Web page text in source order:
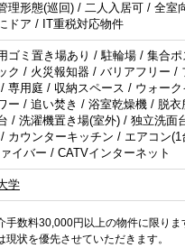
理形態(巡回) / 二人入居可 / 全
ドア / IT重税対応物件
ゴミ置き場あり / 駐輪場 / 集合
ク / 火災報知器 / バリアフリー
専用庭 / 収納スペース / ウォー
ー / 追い焚き / 浴室乾燥機 / 脱
/ 洗濯機置き場(室外) / 独立洗
カウンターキッチン / エアコン
イバー / CATVインターネット
学
数料30,000円以上の物件に限りま
状を優先させていただきます。